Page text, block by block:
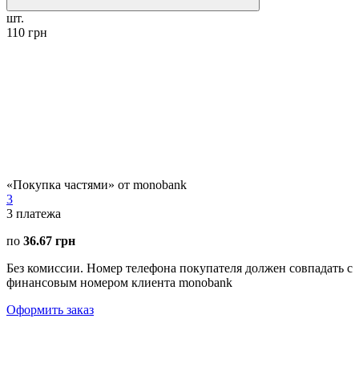
шт.
110 грн
«Покупка частями» от monobank
3
3 платежа
по 36.67 грн
Без комиссии. Номер телефона покупателя должен совпадать с
финансовым номером клиента monobank
Оформить заказ